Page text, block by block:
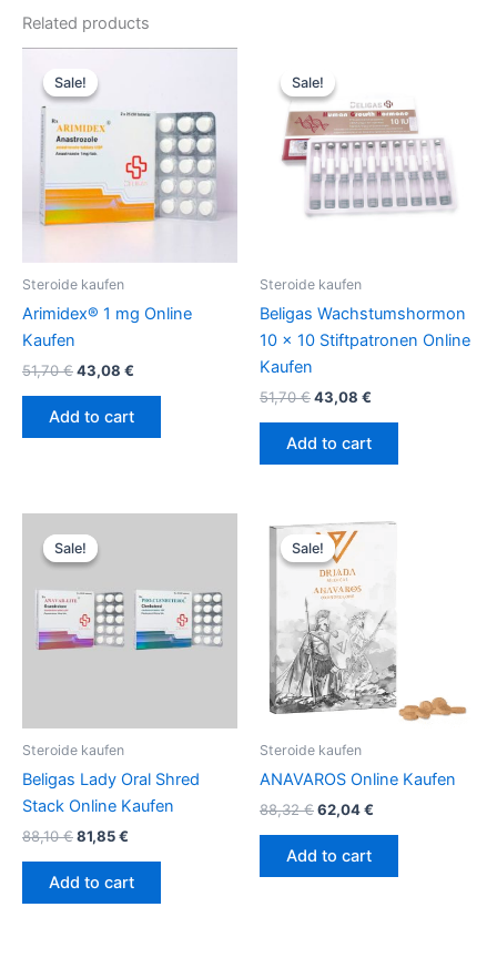
Related products
Sale!
Sale!
Steroide kaufen
Arimidex® 1 mg Online
Kaufen
51,70€
price
was:
51,70 €.
43,08 €
43,08 €.
Add to cart
Sale!
Sale!
Steroide kaufen
Beligas Wachstumshormon
10 x 10 Stiftpatronen Online
Kaufen
51,70€
price
was:
51,70 €.
43,08 €
43,08 €.
Add to cart
Sale!
Sale!
Steroide kaufen
Beligas Lady Oral Shred
Stack Online Kaufen
88,10€
price
was:
81,85€
Add to cart
Sale!
Sale!
Steroide kaufen
ANAVAROS Online Kaufen
88,32€
Original
price
was:
88,32 €.
62,04€
Current
Add to cart